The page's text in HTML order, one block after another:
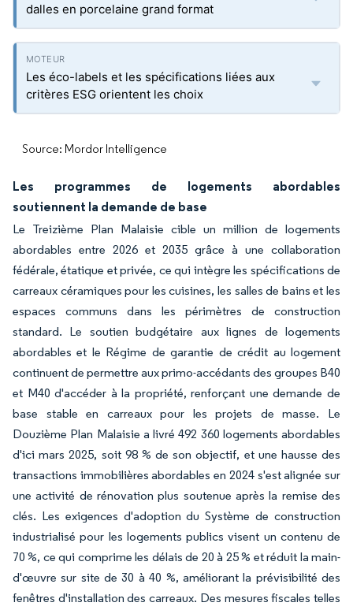
dalles en porcelaine grand format
Les éco-labels et les spécifications liées aux
critères ESG orientent les choix
Source: Mordor Intelligence
Les programmes de logements abordables
soutiennent la demande de base
Le Treizième Plan Malaisie cible un million de logements
abordables entre 2026 et 2035 grâce à une collaboration
fédérale, étatique et privée, ce qui intègre les spécifications de
carreaux céramiques pour les cuisines, les salles de bains et les
espaces communs dans les périmètres de construction
standard. Le soutien budgétaire aux lignes de logements
abordables et le Régime de garantie de crédit au logement
continuent de permettre aux primo-accédants des groupes B40
et M40 d'accéder à la propriété, renforçant une demande de
base stable en carreaux pour les projets de masse. Le
Douzième Plan Malaisie a livré 492 360 logements abordables
d'ici mars 2025, soit 98 % de son objectif, et une hausse des
transactions immobilières abordables en 2024 s'est alignée sur
une activité de rénovation plus soutenue après la remise des
clés. Les exigences d'adoption du Système de construction
industrialisé pour les logements publics visent un contenu de
70 %, ce qui comprime les délais de 20 à 25 % et réduit la main-
d'œuvre sur site de 30 à 40 %, améliorant la prévisibilité des
fenêtres d'installation des carreaux. Des mesures fiscales telles